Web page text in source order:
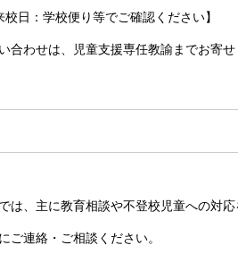
日：学校便り等でご確認ください】
合わせは、児童支援専任教諭までお寄せ
は、主に教育相談や不登校児童への対応
ご連絡・ご相談ください。